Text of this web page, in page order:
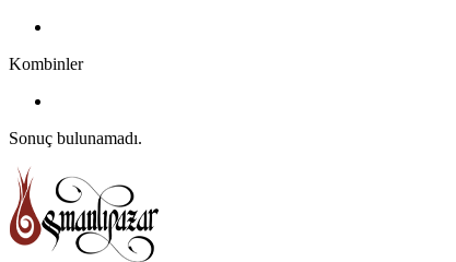
Kombinler
Sonuç bulunamadı.